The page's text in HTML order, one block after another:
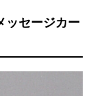
ッセージカー